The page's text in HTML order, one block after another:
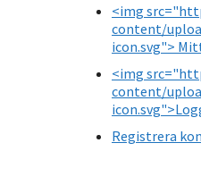
<img
content/
icon.svg">
<img
content/
Registrera